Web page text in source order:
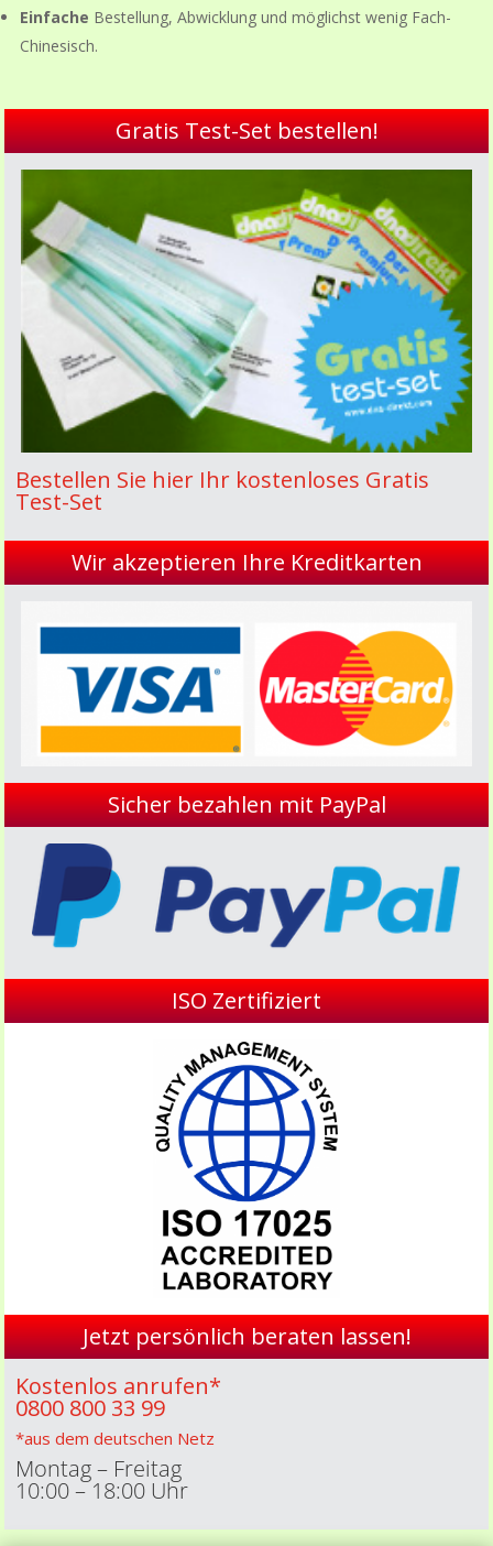
Einfache Bestellung, Abwicklung und möglichst wenig Fach-
Chinesisch.
Gratis Test-Set bestellen!
Bestellen Sie hier Ihr kostenloses Gratis
Test-Set
Wir akzeptieren Ihre Kreditkarten
Sicher bezahlen mit PayPal
ISO Zertifiziert
Jetzt persönlich beraten lassen!
Kostenlos anrufen*
0800 800 33 99
*aus dem deutschen Netz
Montag – Freitag
10:00 – 18:00 Uhr